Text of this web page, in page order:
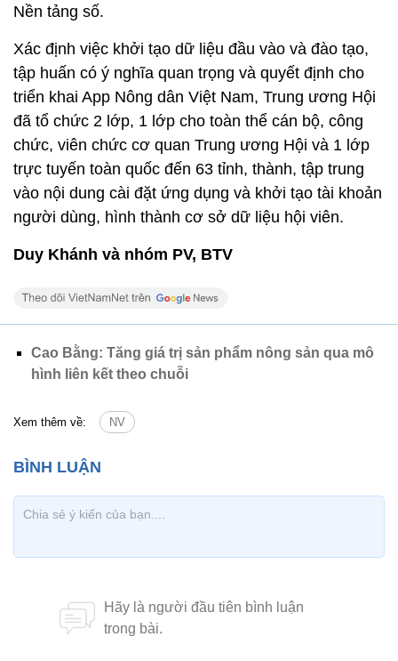
Nền tảng số.
Xác định việc khởi tạo dữ liệu đầu vào và đào tạo,
tập huấn có ý nghĩa quan trọng và quyết định cho
triển khai App Nông dân Việt Nam, Trung ương Hội
đã tổ chức 2 lớp, 1 lớp cho toàn thể cán bộ, công
chức, viên chức cơ quan Trung ương Hội và 1 lớp
trực tuyến toàn quốc đến 63 tỉnh, thành, tập trung
vào nội dung cài đặt ứng dụng và khởi tạo tài khoản
người dùng, hình thành cơ sở dữ liệu hội viên.
Duy Khánh và nhóm PV, BTV
Cao Bằng: Tăng giá trị sản phẩm nông sản qua mô
hình liên kết theo chuỗi
Xem thêm về: NV